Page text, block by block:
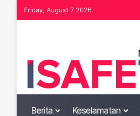
Friday, August 7 2026
Berita Keselamatan